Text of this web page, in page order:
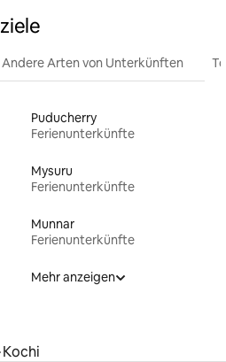
Andere Arten von Unterkünften
Puducherry
Ferienunterkünfte
Mysuru
Ferienunterkünfte
Munnar
Ferienunterkünfte
Mehr anzeigen
Kochi